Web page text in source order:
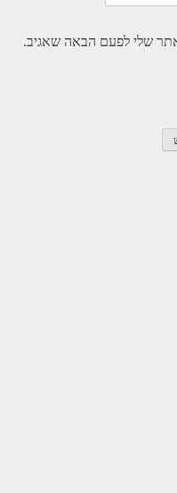
שלי לפעם הבאה שאגיב.